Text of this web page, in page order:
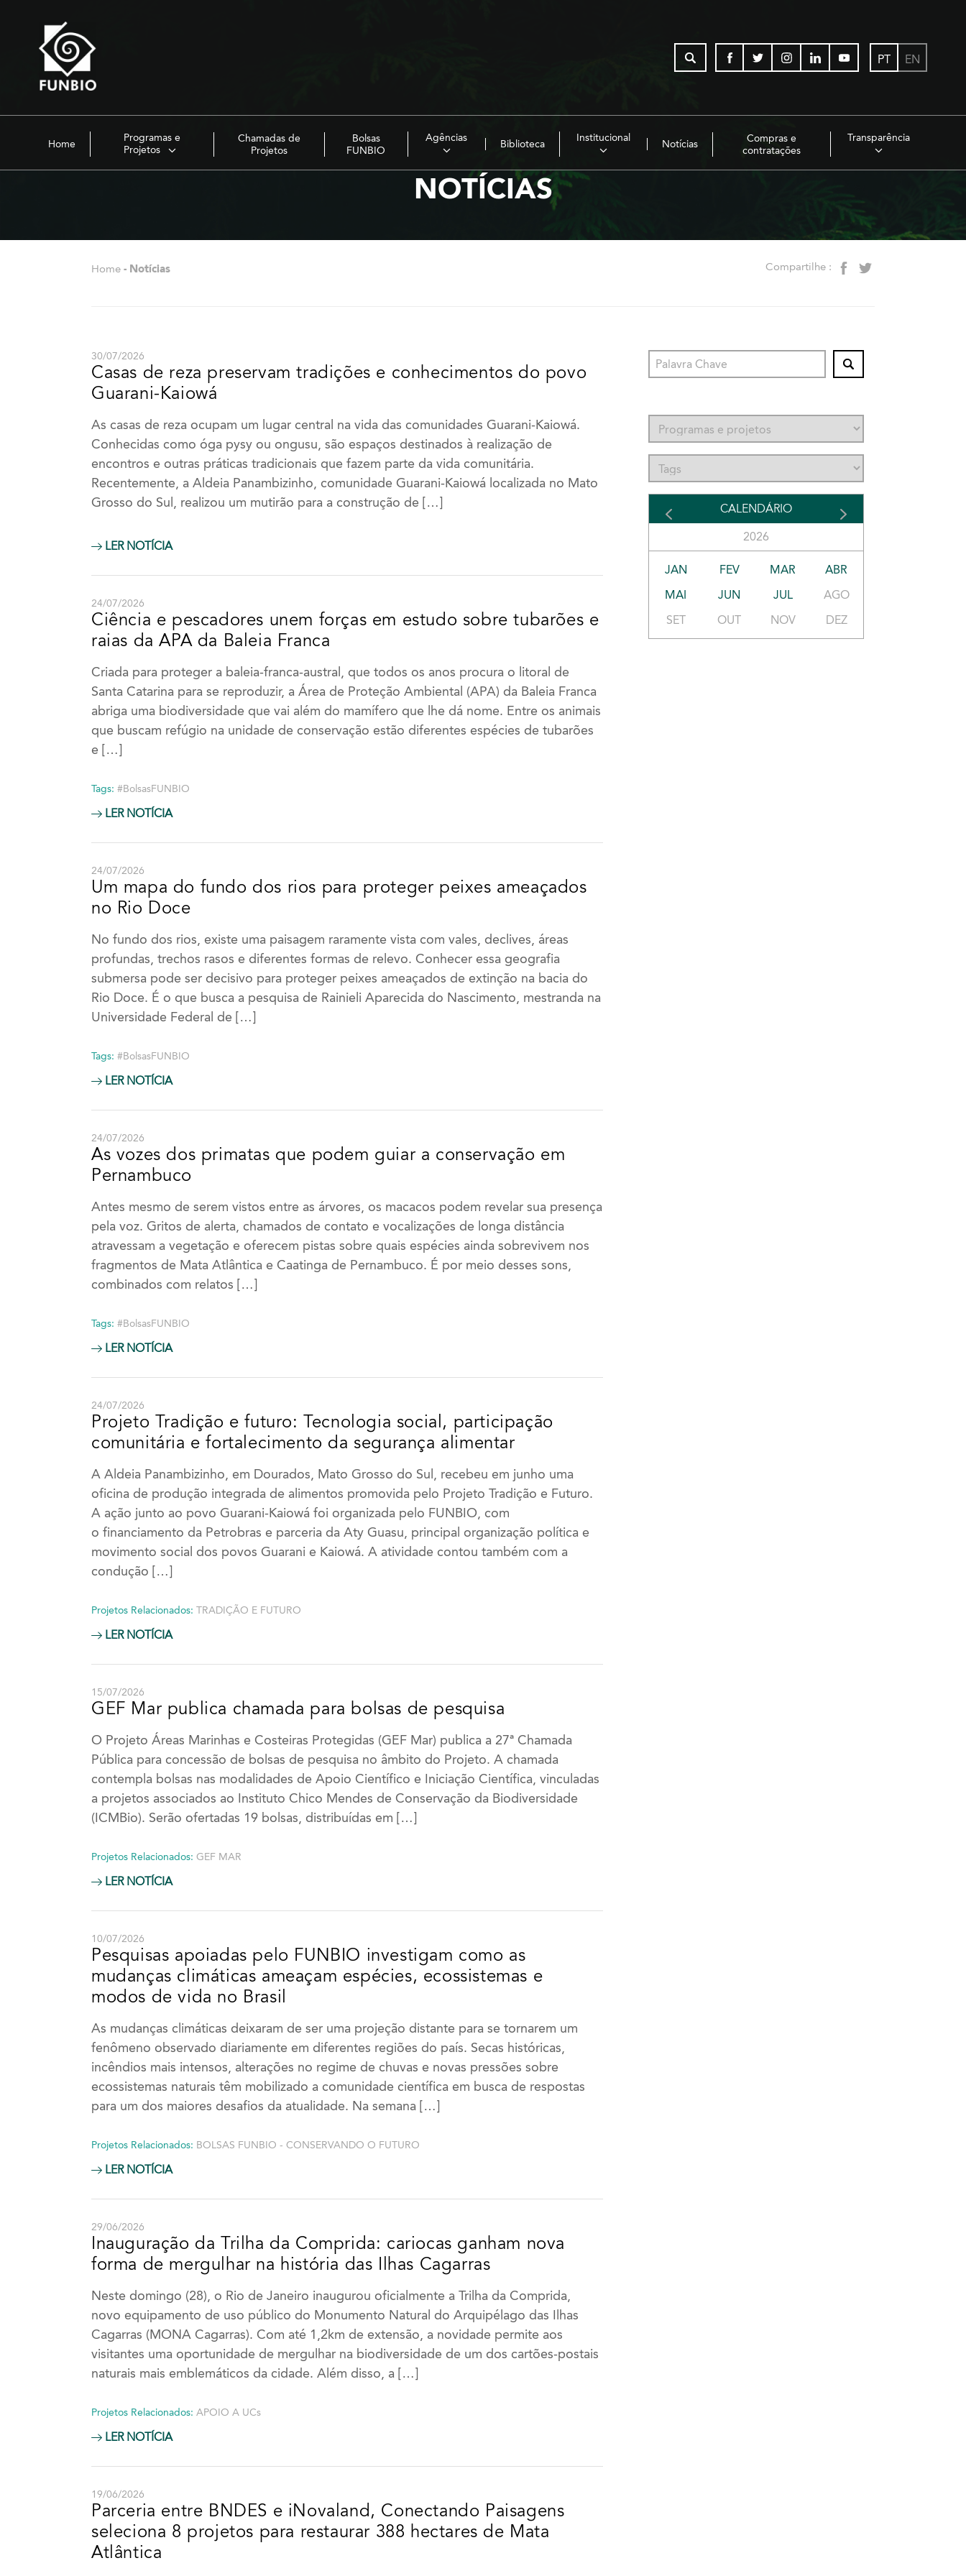
PT EN
Home
Programas e
Projetos
Chamadas de
Projetos
Bolsas
FUNBIO
Agências
Biblioteca
Institucional
Notícias
Compras e
contratações
Transparência
NOTÍCIAS
Home - Notícias Compartilhe :
30/07/2026
Casas de reza preservam tradições e conhecimentos do povo
Guarani-Kaiowá
As casas de reza ocupam um lugar central na vida das comunidades Guarani-Kaiowá.
Conhecidas como óga pysy ou ongusu, são espaços destinados à realização de
encontros e outras práticas tradicionais que fazem parte da vida comunitária.
Recentemente, a Aldeia Panambizinho, comunidade Guarani-Kaiowá localizada no Mato
Grosso do Sul, realizou um mutirão para a construção de […]
LER NOTÍCIA
24/07/2026
Ciência e pescadores unem forças em estudo sobre tubarões e
raias da APA da Baleia Franca
Criada para proteger a baleia-franca-austral, que todos os anos procura o litoral de
Santa Catarina para se reproduzir, a Área de Proteção Ambiental (APA) da Baleia Franca
abriga uma biodiversidade que vai além do mamífero que lhe dá nome. Entre os animais
que buscam refúgio na unidade de conservação estão diferentes espécies de tubarões
e […]
Tags: #BolsasFUNBIO
LER NOTÍCIA
24/07/2026
Um mapa do fundo dos rios para proteger peixes ameaçados
no Rio Doce
No fundo dos rios, existe uma paisagem raramente vista com vales, declives, áreas
profundas, trechos rasos e diferentes formas de relevo. Conhecer essa geografia
submersa pode ser decisivo para proteger peixes ameaçados de extinção na bacia do
Rio Doce. É o que busca a pesquisa de Rainieli Aparecida do Nascimento, mestranda na
Universidade Federal de […]
Tags: #BolsasFUNBIO
LER NOTÍCIA
24/07/2026
As vozes dos primatas que podem guiar a conservação em
Pernambuco
Antes mesmo de serem vistos entre as árvores, os macacos podem revelar sua presença
pela voz. Gritos de alerta, chamados de contato e vocalizações de longa distância
atravessam a vegetação e oferecem pistas sobre quais espécies ainda sobrevivem nos
fragmentos de Mata Atlântica e Caatinga de Pernambuco. É por meio desses sons,
combinados com relatos […]
Tags: #BolsasFUNBIO
LER NOTÍCIA
24/07/2026
Projeto Tradição e futuro: Tecnologia social, participação
comunitária e fortalecimento da segurança alimentar
A Aldeia Panambizinho, em Dourados, Mato Grosso do Sul, recebeu em junho uma
oficina de produção integrada de alimentos promovida pelo Projeto Tradição e Futuro.
A ação junto ao povo Guarani-Kaiowá foi organizada pelo FUNBIO, com
o financiamento da Petrobras e parceria da Aty Guasu, principal organização política e
movimento social dos povos Guarani e Kaiowá. A atividade contou também com a
condução […]
Projetos Relacionados: TRADIÇÃO E FUTURO
LER NOTÍCIA
15/07/2026
GEF Mar publica chamada para bolsas de pesquisa
O Projeto Áreas Marinhas e Costeiras Protegidas (GEF Mar) publica a 27ª Chamada
Pública para concessão de bolsas de pesquisa no âmbito do Projeto. A chamada
contempla bolsas nas modalidades de Apoio Científico e Iniciação Científica, vinculadas
a projetos associados ao Instituto Chico Mendes de Conservação da Biodiversidade
(ICMBio). Serão ofertadas 19 bolsas, distribuídas em […]
Projetos Relacionados: GEF MAR
LER NOTÍCIA
10/07/2026
Pesquisas apoiadas pelo FUNBIO investigam como as
mudanças climáticas ameaçam espécies, ecossistemas e
modos de vida no Brasil
As mudanças climáticas deixaram de ser uma projeção distante para se tornarem um
fenômeno observado diariamente em diferentes regiões do país. Secas históricas,
incêndios mais intensos, alterações no regime de chuvas e novas pressões sobre
ecossistemas naturais têm mobilizado a comunidade científica em busca de respostas
para um dos maiores desafios da atualidade. Na semana […]
Projetos Relacionados: BOLSAS FUNBIO - CONSERVANDO O FUTURO
LER NOTÍCIA
29/06/2026
Inauguração da Trilha da Comprida: cariocas ganham nova
forma de mergulhar na história das Ilhas Cagarras
Neste domingo (28), o Rio de Janeiro inaugurou oficialmente a Trilha da Comprida,
novo equipamento de uso público do Monumento Natural do Arquipélago das Ilhas
Cagarras (MONA Cagarras). Com até 1,2km de extensão, a novidade permite aos
visitantes uma oportunidade de mergulhar na biodiversidade de um dos cartões-postais
naturais mais emblemáticos da cidade. Além disso, a […]
Projetos Relacionados: APOIO A UCs
LER NOTÍCIA
19/06/2026
Parceria entre BNDES e iNovaland, Conectando Paisagens
seleciona 8 projetos para restaurar 388 hectares de Mata
Atlântica
CALENDÁRIO
2026
OUT NOV DEZ
SET
OUT NOV DEZ
SET
OUT NOV
JAN FEV MAR
ABR
MAI
JUN JUL
AGO
SET
OUT NOV DEZ